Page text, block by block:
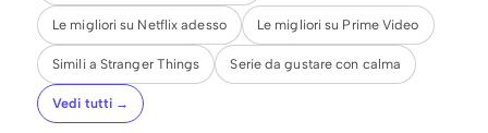
Le migliori su Netflix adesso Le migliori su Prime Video
Simili a Stranger Things Serie da gustare con calma
Vedi tutti →